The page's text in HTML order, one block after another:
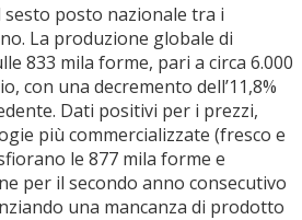
sesto posto nazionale tra i
La produzione globale di
833 mila forme, pari a circa 6.000
con una decremento dell’11,8%
Dati positivi per i prezzi,
più commercializzate (fresco e
le 877 mila forme e
per il secondo anno consecutivo
una mancanza di prodotto